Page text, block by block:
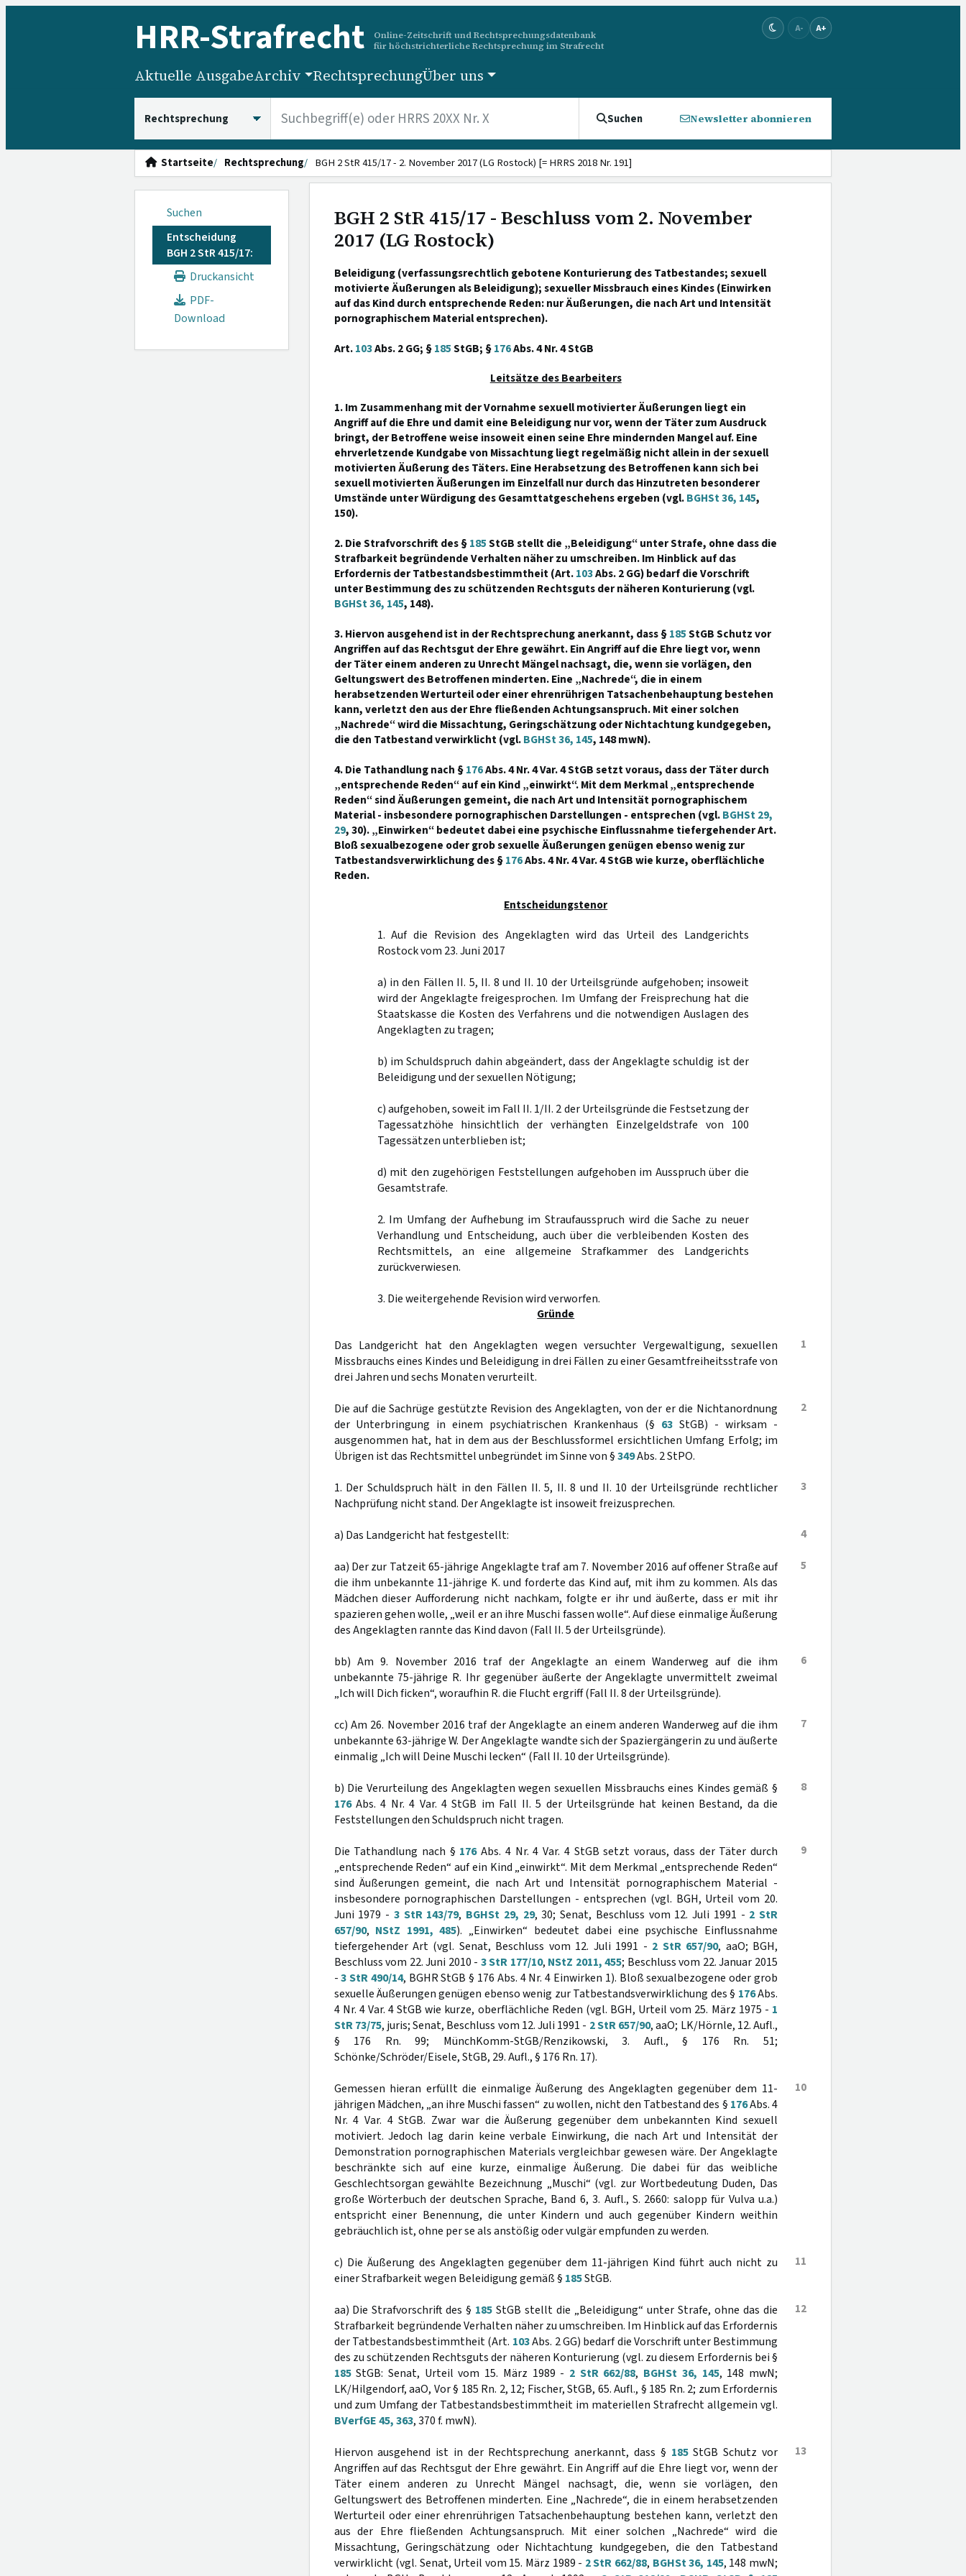
HRR-Strafrecht
Online-Zeitschrift und Rechtsprechungsdatenbank
für höchstrichterliche Rechtsprechung im Strafrecht
A- A+
Aktuelle AusgabeArchiv RechtsprechungÜber uns
Suchen Newsletter abonnieren
Startseite Rechtsprechung BGH 2 StR 415/17 - 2. November 2017 (LG Rostock) [= HRRS 2018 Nr. 191]
Suchen
Entscheidung
BGH 2 StR 415/17:
Druckansicht
PDF-
Download
BGH 2 StR 415/17 - Beschluss vom 2. November
2017 (LG Rostock)
Beleidigung (verfassungsrechtlich gebotene Konturierung des Tatbestandes; sexuell
motivierte Äußerungen als Beleidigung); sexueller Missbrauch eines Kindes (Einwirken
auf das Kind durch entsprechende Reden: nur Äußerungen, die nach Art und Intensität
pornographischem Material entsprechen).
Art.103Abs. 2 GG; §185StGB; §176Abs. 4 Nr. 4 StGB
Leitsätze des Bearbeiters
1. Im Zusammenhang mit der Vornahme sexuell motivierter Äußerungen liegt ein
Angriff auf die Ehre und damit eine Beleidigung nur vor, wenn der Täter zum Ausdruck
bringt, der Betroffene weise insoweit einen seine Ehre mindernden Mangel auf. Eine
ehrverletzende Kundgabe von Missachtung liegt regelmäßig nicht allein in der sexuell
motivierten Äußerung des Täters. Eine Herabsetzung des Betroffenen kann sich bei
sexuell motivierten Äußerungen im Einzelfall nur durch das Hinzutreten besonderer
Umstände unter Würdigung des Gesamttatgeschehens ergeben (vgl.BGHSt 36, 145,
150).
2. Die Strafvorschrift des §185StGB stellt die „Beleidigung“ unter Strafe, ohne dass die
Strafbarkeit begründende Verhalten näher zu umschreiben. Im Hinblick auf das
Erfordernis der Tatbestandsbestimmtheit (Art.103Abs. 2 GG) bedarf die Vorschrift
unter Bestimmung des zu schützenden Rechtsguts der näheren Konturierung (vgl.
BGHSt 36, 145, 148).
3. Hiervon ausgehend ist in der Rechtsprechung anerkannt, dass §185StGB Schutz vor
Angriffen auf das Rechtsgut der Ehre gewährt. Ein Angriff auf die Ehre liegt vor, wenn
der Täter einem anderen zu Unrecht Mängel nachsagt, die, wenn sie vorlägen, den
Geltungswert des Betroffenen minderten. Eine „Nachrede“, die in einem
herabsetzenden Werturteil oder einer ehrenrührigen Tatsachenbehauptung bestehen
kann, verletzt den aus der Ehre fließenden Achtungsanspruch. Mit einer solchen
„Nachrede“ wird die Missachtung, Geringschätzung oder Nichtachtung kundgegeben,
die den Tatbestand verwirklicht (vgl.BGHSt 36, 145, 148 mwN).
4. Die Tathandlung nach §176Abs. 4 Nr. 4 Var. 4 StGB setzt voraus, dass der Täter durch
„entsprechende Reden“ auf ein Kind „einwirkt“. Mit dem Merkmal „entsprechende
Reden“ sind Äußerungen gemeint, die nach Art und Intensität pornographischem
Material - insbesondere pornographischen Darstellungen - entsprechen (vgl.BGHSt 29,
29, 30). „Einwirken“ bedeutet dabei eine psychische Einflussnahme tiefergehender Art.
Bloß sexualbezogene oder grob sexuelle Äußerungen genügen ebenso wenig zur
Tatbestandsverwirklichung des §176Abs. 4 Nr. 4 Var. 4 StGB wie kurze, oberflächliche
Reden.
Entscheidungstenor
1. Auf die Revision des Angeklagten wird das Urteil des Landgerichts
Rostock vom 23. Juni 2017
a) in den Fällen II. 5, II. 8 und II. 10 der Urteilsgründe aufgehoben; insoweit
wird der Angeklagte freigesprochen. Im Umfang der Freisprechung hat die
Staatskasse die Kosten des Verfahrens und die notwendigen Auslagen des
Angeklagten zu tragen;
b) im Schuldspruch dahin abgeändert, dass der Angeklagte schuldig ist der
Beleidigung und der sexuellen Nötigung;
c) aufgehoben, soweit im Fall II. 1/II. 2 der Urteilsgründe die Festsetzung der
Tagessatzhöhe hinsichtlich der verhängten Einzelgeldstrafe von 100
Tagessätzen unterblieben ist;
d) mit den zugehörigen Feststellungen aufgehoben im Ausspruch über die
Gesamtstrafe.
2. Im Umfang der Aufhebung im Straufausspruch wird die Sache zu neuer
Verhandlung und Entscheidung, auch über die verbleibenden Kosten des
Rechtsmittels, an eine allgemeine Strafkammer des Landgerichts
zurückverwiesen.
3. Die weitergehende Revision wird verworfen.
Gründe
1
Das Landgericht hat den Angeklagten wegen versuchter Vergewaltigung, sexuellen
Missbrauchs eines Kindes und Beleidigung in drei Fällen zu einer Gesamtfreiheitsstrafe von
drei Jahren und sechs Monaten verurteilt.
2
Die auf die Sachrüge gestützte Revision des Angeklagten, von der er die Nichtanordnung
der Unterbringung in einem psychiatrischen Krankenhaus (§ 63 StGB) - wirksam -
ausgenommen hat, hat in dem aus der Beschlussformel ersichtlichen Umfang Erfolg; im
Übrigen ist das Rechtsmittel unbegründet im Sinne von §349Abs. 2 StPO.
3
1. Der Schuldspruch hält in den Fällen II. 5, II. 8 und II. 10 der Urteilsgründe rechtlicher
Nachprüfung nicht stand. Der Angeklagte ist insoweit freizusprechen.
4
a) Das Landgericht hat festgestellt:
5
aa) Der zur Tatzeit 65-jährige Angeklagte traf am 7. November 2016 auf offener Straße auf
die ihm unbekannte 11-jährige K. und forderte das Kind auf, mit ihm zu kommen. Als das
Mädchen dieser Aufforderung nicht nachkam, folgte er ihr und äußerte, dass er mit ihr
spazieren gehen wolle, „weil er an ihre Muschi fassen wolle“. Auf diese einmalige Äußerung
des Angeklagten rannte das Kind davon (Fall II. 5 der Urteilsgründe).
6
bb) Am 9. November 2016 traf der Angeklagte an einem Wanderweg auf die ihm
unbekannte 75-jährige R. Ihr gegenüber äußerte der Angeklagte unvermittelt zweimal
„Ich will Dich ficken“, woraufhin R. die Flucht ergriff (Fall II. 8 der Urteilsgründe).
7
cc) Am 26. November 2016 traf der Angeklagte an einem anderen Wanderweg auf die ihm
unbekannte 63-jährige W. Der Angeklagte wandte sich der Spaziergängerin zu und äußerte
einmalig „Ich will Deine Muschi lecken“ (Fall II. 10 der Urteilsgründe).
8
b) Die Verurteilung des Angeklagten wegen sexuellen Missbrauchs eines Kindes gemäß §
176Abs. 4 Nr. 4 Var. 4 StGB im Fall II. 5 der Urteilsgründe hat keinen Bestand, da die
Feststellungen den Schuldspruch nicht tragen.
9
Die Tathandlung nach § 176Abs. 4 Nr. 4 Var. 4 StGB setzt voraus, dass der Täter durch
„entsprechende Reden“ auf ein Kind „einwirkt“. Mit dem Merkmal „entsprechende Reden“
sind Äußerungen gemeint, die nach Art und Intensität pornographischem Material -
insbesondere pornographischen Darstellungen - entsprechen (vgl. BGH, Urteil vom 20.
Juni 1979 - 3 StR 143/79, BGHSt 29, 29, 30; Senat, Beschluss vom 12. Juli 1991 - 2 StR
657/90, NStZ 1991, 485). „Einwirken“ bedeutet dabei eine psychische Einflussnahme
tiefergehender Art (vgl. Senat, Beschluss vom 12. Juli 1991 - 2 StR 657/90, aaO; BGH,
Beschluss vom 22. Juni 2010 - 3 StR 177/10, NStZ 2011, 455; Beschluss vom 22. Januar 2015
-3 StR 490/14, BGHR StGB § 176 Abs. 4 Nr. 4 Einwirken 1). Bloß sexualbezogene oder grob
sexuelle Äußerungen genügen ebenso wenig zur Tatbestandsverwirklichung des § 176Abs.
4 Nr. 4 Var. 4 StGB wie kurze, oberflächliche Reden (vgl. BGH, Urteil vom 25. März 1975 - 1
StR 73/75, juris; Senat, Beschluss vom 12. Juli 1991 - 2 StR 657/90, aaO; LK/Hörnle, 12. Aufl.,
§ 176 Rn. 99; MünchKomm-StGB/Renzikowski, 3. Aufl., § 176 Rn. 51;
Schönke/Schröder/Eisele, StGB, 29. Aufl., § 176 Rn. 17).
10
Gemessen hieran erfüllt die einmalige Äußerung des Angeklagten gegenüber dem 11-
jährigen Mädchen, „an ihre Muschi fassen“ zu wollen, nicht den Tatbestand des § 176Abs. 4
Nr. 4 Var. 4 StGB. Zwar war die Äußerung gegenüber dem unbekannten Kind sexuell
motiviert. Jedoch lag darin keine verbale Einwirkung, die nach Art und Intensität der
Demonstration pornographischen Materials vergleichbar gewesen wäre. Der Angeklagte
beschränkte sich auf eine kurze, einmalige Äußerung. Die dabei für das weibliche
Geschlechtsorgan gewählte Bezeichnung „Muschi“ (vgl. zur Wortbedeutung Duden, Das
große Wörterbuch der deutschen Sprache, Band 6, 3. Aufl., S. 2660: salopp für Vulva u.a.)
entspricht einer Benennung, die unter Kindern und auch gegenüber Kindern weithin
gebräuchlich ist, ohne per se als anstößig oder vulgär empfunden zu werden.
11
c) Die Äußerung des Angeklagten gegenüber dem 11-jährigen Kind führt auch nicht zu
einer Strafbarkeit wegen Beleidigung gemäß § 185StGB.
12
aa) Die Strafvorschrift des § 185 StGB stellt die „Beleidigung“ unter Strafe, ohne das die
Strafbarkeit begründende Verhalten näher zu umschreiben. Im Hinblick auf das Erfordernis
der Tatbestandsbestimmtheit (Art. 103Abs. 2 GG) bedarf die Vorschrift unter Bestimmung
des zu schützenden Rechtsguts der näheren Konturierung (vgl. zu diesem Erfordernis bei §
185StGB: Senat, Urteil vom 15. März 1989 - 2 StR 662/88, BGHSt 36, 145, 148 mwN;
LK/Hilgendorf, aaO, Vor § 185 Rn. 2, 12; Fischer, StGB, 65. Aufl., § 185 Rn. 2; zum Erfordernis
und zum Umfang der Tatbestandsbestimmtheit im materiellen Strafrecht allgemein vgl.
BVerfGE 45, 363, 370 f. mwN).
13
Hiervon ausgehend ist in der Rechtsprechung anerkannt, dass § 185StGB Schutz vor
Angriffen auf das Rechtsgut der Ehre gewährt. Ein Angriff auf die Ehre liegt vor, wenn der
Täter einem anderen zu Unrecht Mängel nachsagt, die, wenn sie vorlägen, den
Geltungswert des Betroffenen minderten. Eine „Nachrede“, die in einem herabsetzenden
Werturteil oder einer ehrenrührigen Tatsachenbehauptung bestehen kann, verletzt den
aus der Ehre fließenden Achtungsanspruch. Mit einer solchen „Nachrede“ wird die
Missachtung, Geringschätzung oder Nichtachtung kundgegeben, die den Tatbestand
verwirklicht (vgl. Senat, Urteil vom 15. März 1989 - 2 StR 662/88, BGHSt 36, 145, 148 mwN;